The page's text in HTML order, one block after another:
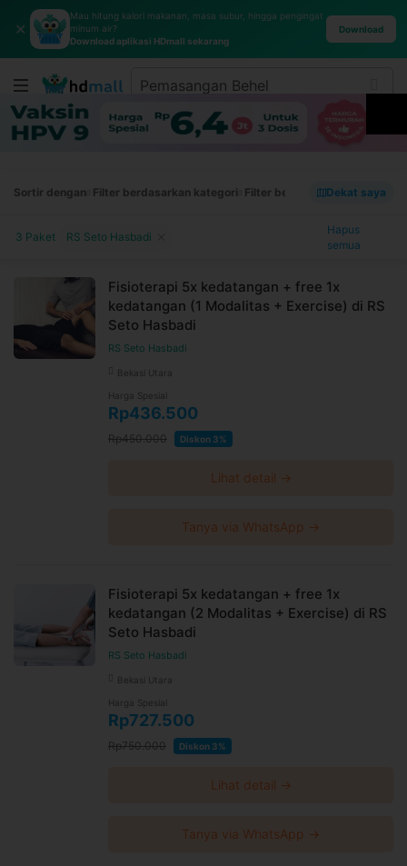
✕
Mau hitung kalori makanan, masa subur, hingga pengingat
minum air?
Download aplikasi HDmall sekarang
Download
Sortir dengan Filter berdasarkan kategori Filter berdasarkan merek
Dekat saya
3 Paket RS Seto Hasbadi
Hapus
semua
Fisioterapi 5x kedatangan + free 1x
kedatangan (1 Modalitas + Exercise) di RS
Seto Hasbadi
RS Seto Hasbadi
Bekasi Utara
Harga Spesial
Rp436.500
Rp450.000 Diskon 3%
Lihat detail →
Tanya via WhatsApp →
Fisioterapi 5x kedatangan + free 1x
kedatangan (2 Modalitas + Exercise) di RS
Seto Hasbadi
RS Seto Hasbadi
Bekasi Utara
Harga Spesial
Rp727.500
Rp750.000 Diskon 3%
Lihat detail →
Tanya via WhatsApp →